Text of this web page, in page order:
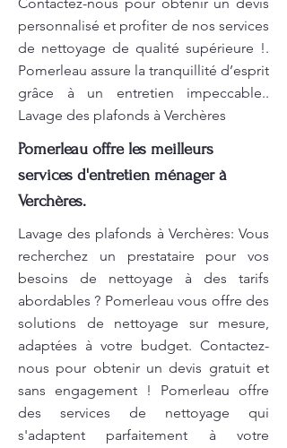
personnalisé et profiter de nos services
de nettoyage de qualité supérieure !.
Pomerleau assure la tranquillité d’esprit
grâce à un entretien impeccable..
Lavage des plafonds à Verchères
Pomerleau offre les meilleurs
services d'entretien ménager à
Verchères.
Lavage des plafonds à Verchères: Vous
recherchez un prestataire pour vos
besoins de nettoyage à des tarifs
abordables ? Pomerleau vous offre des
solutions de nettoyage sur mesure,
adaptées à votre budget. Contactez-
nous pour obtenir un devis gratuit et
sans engagement ! Pomerleau offre
des services de nettoyage qui
s'adaptent parfaitement à votre